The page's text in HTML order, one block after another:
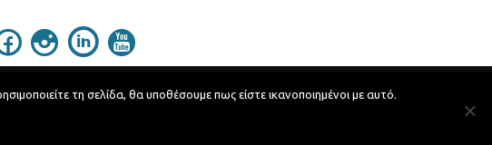
Developed byMyCompany Projects
τη σελίδα, θα υποθέσουμε πως είστε ικανοποιημένοι με αυτό.